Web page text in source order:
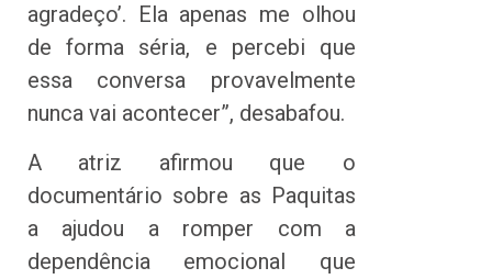
agradeço’. Ela apenas me olhou
de forma séria, e percebi que
essa conversa provavelmente
nunca vai acontecer”, desabafou.
A atriz afirmou que o
documentário sobre as Paquitas
a ajudou a romper com a
dependência emocional que